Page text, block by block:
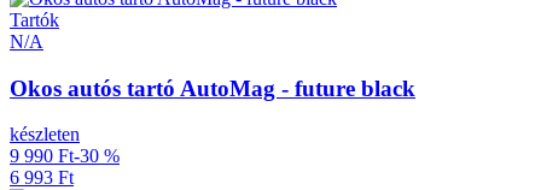
Tartók
N/A
Okos autós tartó AutoMag - future black
készleten
9 990 Ft-30 %
6 993 Ft